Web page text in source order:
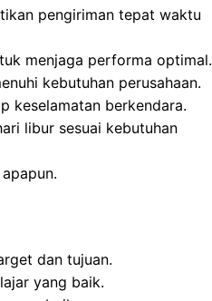
pengiriman tepat waktu
menjaga performa optimal.
kebutuhan perusahaan.
keselamatan berkendara.
libur sesuai kebutuhan
dan tujuan.
yang baik.